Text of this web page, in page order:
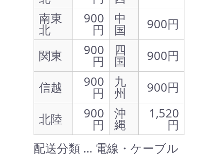
南東
北
900
円
中
国
900円
関東
900
円
四
国
900円
信越
900
円
九
州
900円
北陸
900
円
沖
縄
1,520
円
配送分類 … 電線・ケーブル